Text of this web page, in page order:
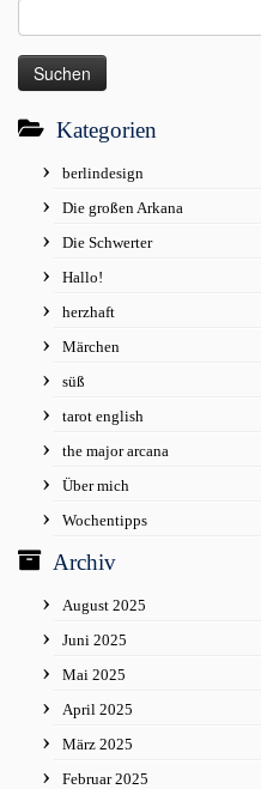
nach:
Kategorien
berlindesign
Die großen Arkana
Die Schwerter
Hallo!
herzhaft
Märchen
süß
tarot english
the major arcana
Über mich
Wochentipps
Archiv
August 2025
Juni 2025
Mai 2025
April 2025
März 2025
Februar 2025